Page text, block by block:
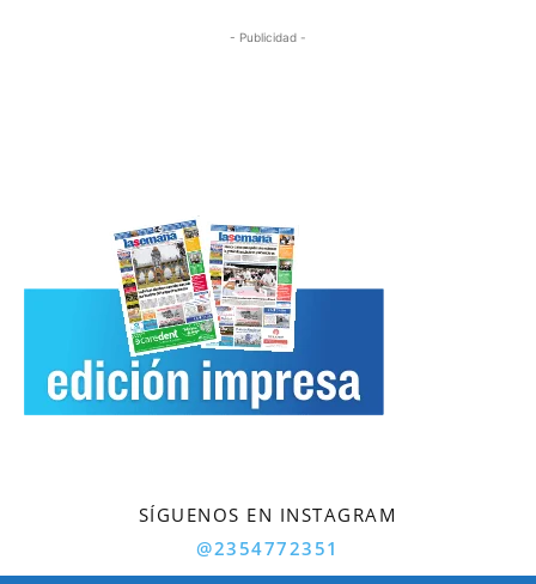
- Publicidad -
SÍGUENOS EN INSTAGRAM
@2354772351